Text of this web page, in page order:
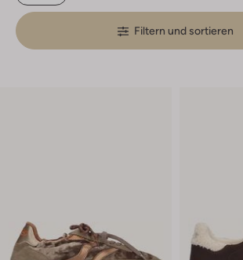
Filtern und sortieren